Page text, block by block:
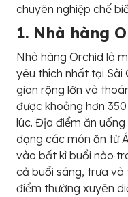
chuyên nghiệp chế
1. Nhà hàng
Nhà hàng Orchid là
yêu thích nhất tại Sài
gian rộng lớn và
được khoảng hơn
lúc. Địa điểm ăn
dạng các món ăn từ
vào bất kì buổi nào
cả buổi sáng, trưa
điểm thường xuyên